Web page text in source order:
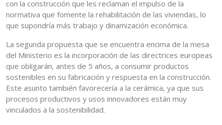
con la construcción que les reclaman el impulso de la
normativa que fomente la rehabilitación de las viviendas, lo
que supondría más trabajo y dinamización económica.
La segunda propuesta que se encuentra encima de la mesa
del Ministerio es la incorporación de las directrices europeas
que obligarán, antes de 5 años, a consumir productos
sostenibles en su fabricación y respuesta en la construcción.
Este asunto también favorecería a la cerámica, ya que sus
procesos productivos y usos innovadores están muy
vinculados a la sostenibilidad.